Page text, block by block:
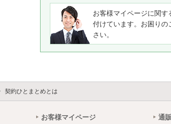
お客様マイページに関
付けています。お困り
さい。
契約ひとまとめとは
お客様マイページ 通